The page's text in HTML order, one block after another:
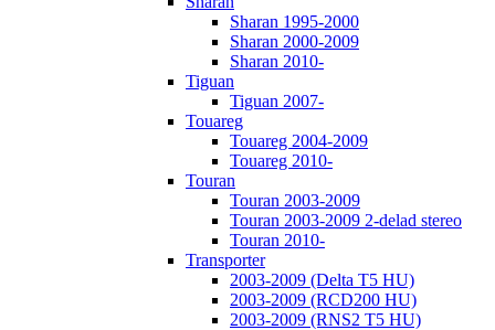
Sharan 1995-2000
Sharan 2000-2009
Sharan 2010-
Tiguan
Tiguan 2007-
Touareg
Touareg 2004-2009
Touareg 2010-
Touran
Touran 2003-2009
Touran 2003-2009 2-delad stereo
Touran 2010-
Transporter
2003-2009 (Delta T5 HU)
2003-2009 (RCD200 HU)
2003-2009 (RNS2 T5 HU)